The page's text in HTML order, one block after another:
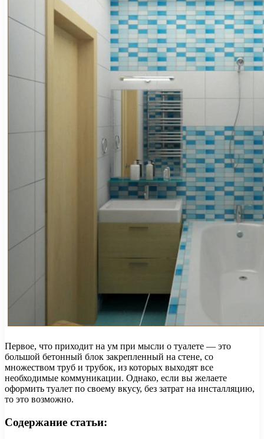
Первое, что приходит на ум при мысли о туалете — это
большой бетонный блок закрепленный на стене, со
множеством труб и трубок, из которых выходят все
необходимые коммуникации. Однако, если вы желаете
оформить туалет по своему вкусу, без затрат на инсталляцию,
то это возможно.
Содержание статьи: